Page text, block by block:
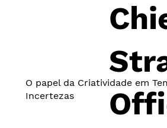
O papel da Criatividade em
Incertezas